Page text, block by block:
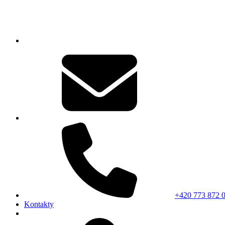
+420 773 872
Kontakty